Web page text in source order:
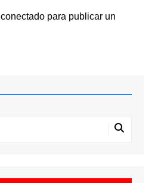
conectadopara publicar un